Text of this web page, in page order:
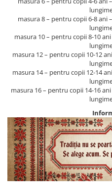
masura 8 – pentru copii 6-8 ani
masura 10 – pentru copii 8-10
masura 12 – pentru copii 10-12
masura 14 – pentru copii 12-14
masura 16 – pentru copii 14-16